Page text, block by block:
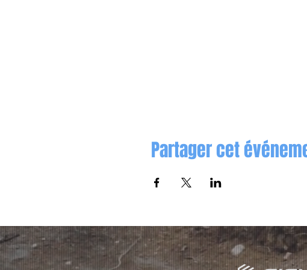
Partager cet